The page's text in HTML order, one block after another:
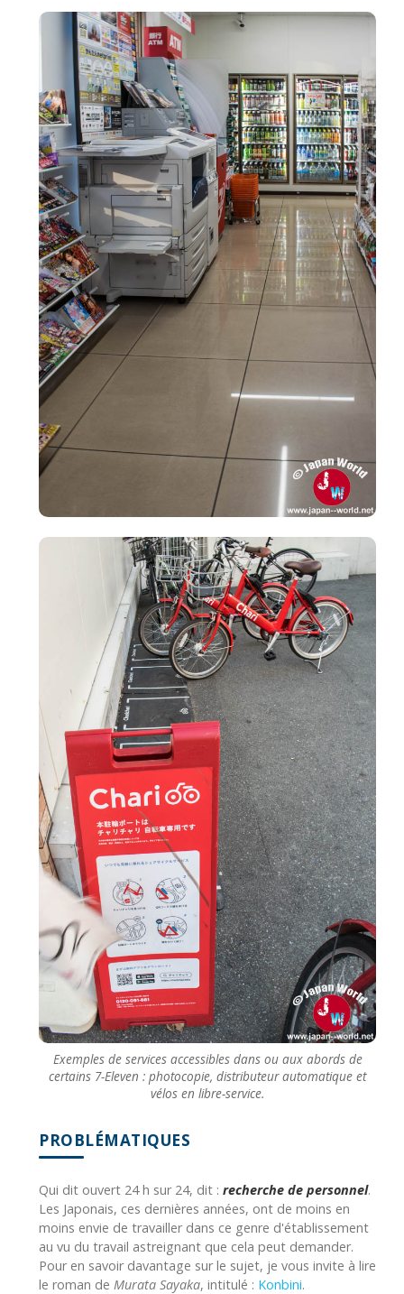
Exemples de services accessibles dans ou aux abords de
certains 7-Eleven : photocopie, distributeur automatique et
vélos en libre-service.
PROBLÉMATIQUES
Qui dit ouvert 24 h sur 24, dit : recherche de personnel.
Les Japonais, ces dernières années, ont de moins en
moins envie de travailler dans ce genre d'établissement
au vu du travail astreignant que cela peut demander.
Pour en savoir davantage sur le sujet, je vous invite à lire
le roman de Murata Sayaka, intitulé : Konbini.